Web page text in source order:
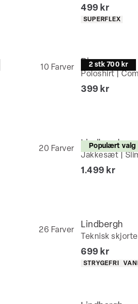
I alt (inkl.
499 kr
Produkt
SUPERFLEX
10 Farver 2 stk 700 kr
Bison
Poloshirt |
I alt (inkl.
399 kr
20 Farver Populært valg
Lindbergh
Jakkesæt |
I alt (inkl.
1.499 kr
26 Farver
Lindbergh
Teknisk
I alt (inkl.
699 kr
Produkt
STRYGEFRI